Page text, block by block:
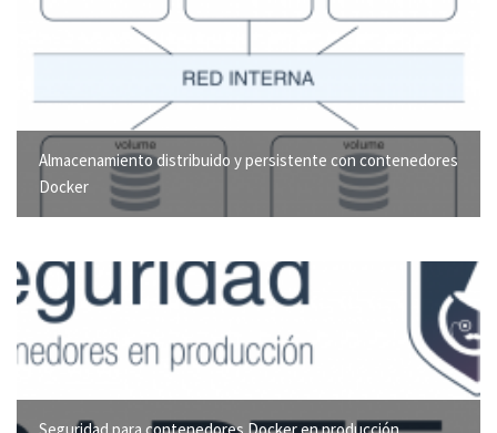
Almacenamiento distribuido y persistente con contenedores
Docker
Seguridad para contenedores Docker en producción.